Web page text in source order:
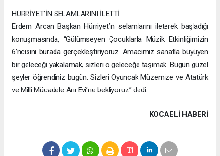
HÜRRİYET’İN SELAMLARINI İLETTİ
Erdem Arcan Başkan Hürriyet’in selamlarını ileterek başladığı
konuşmasında, “Gülümseyen Çocuklarla Müzik Etkinliğimizin
6’ncısını burada gerçekleştiriyoruz. Amacımız sanatla büyüyen
bir geleceği yakalamak, sizleri o geleceğe taşımak. Bugün güzel
şeyler öğrendiniz bugün. Sizleri Oyuncak Müzemize ve Atatürk
ve Milli Mücadele Anı Evi’ne bekliyoruz” dedi.
KOCAELI HABERİ